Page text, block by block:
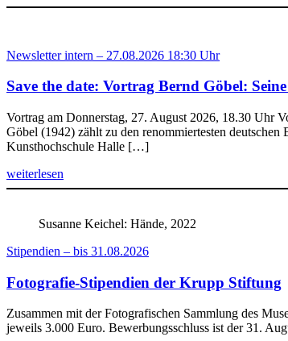
Newsletter intern – 27.08.2026 18:30 Uhr
Save the date: Vortrag Bernd Göbel:
Vortrag am Donnerstag, 27. August 2026, 18.30 Uhr
Göbel (1942) zählt zu den renommiertesten
Kunsthochschule Halle […]
weiterlesen
Susanne Keichel: Hände, 2022
Stipendien – bis 31.08.2026
Fotografie-Stipendien der Krupp Stiftung
Zusammen mit der Fotografischen Sammlung des
jeweils 3.000 Euro. Bewerbungsschluss ist der 31.